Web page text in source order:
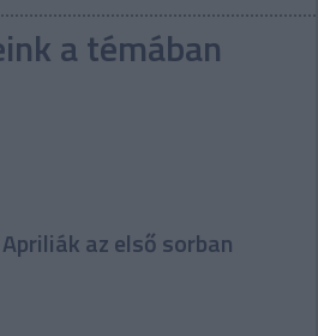
a témában
az első sorban